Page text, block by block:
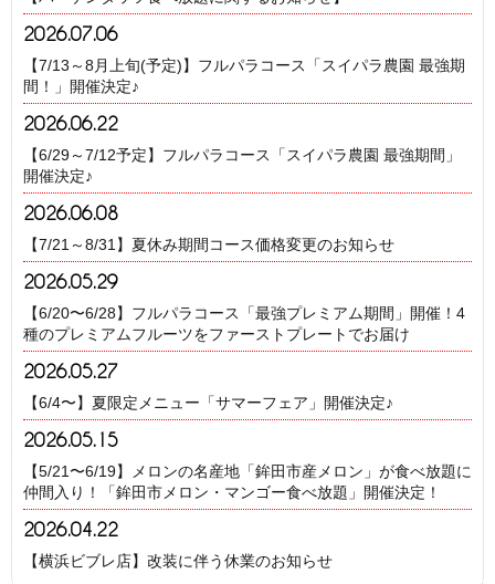
2026.07.06
【7/13～8月上旬(予定)】フルパラコース「スイパラ農園 最強期
間！」開催決定♪
2026.06.22
【6/29～7/12予定】フルパラコース「スイパラ農園 最強期間」
開催決定♪
2026.06.08
【7/21～8/31】夏休み期間コース価格変更のお知らせ
2026.05.29
【6/20〜6/28】フルパラコース「最強プレミアム期間」開催！4
種のプレミアムフルーツをファーストプレートでお届け
2026.05.27
【6/4〜】夏限定メニュー「サマーフェア」開催決定♪
2026.05.15
【5/21〜6/19】メロンの名産地「鉾田市産メロン」が食べ放題に
仲間入り！「鉾田市メロン・マンゴー食べ放題」開催決定！
2026.04.22
【横浜ビブレ店】改装に伴う休業のお知らせ